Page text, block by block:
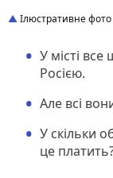
Ілюстративне фото
У місті
Росією.
Але всі
У скільки
це